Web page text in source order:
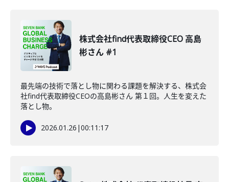
株式会社find代表取締役CEO 高島
彬さん #1
最先端の技術で落とし物に関わる課題を解決する、株式会
社find代表取締役CEOの高島彬さん 第１回。人生を変えた
落とし物。
2026.01.26 |00:11:17